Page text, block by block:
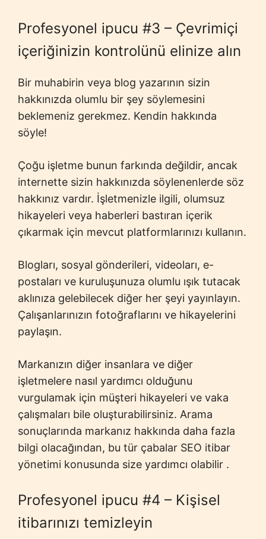
Profesyonel ipucu #3 – Çevrimiçi
içeriğinizin kontrolünü elinize alın
Bir muhabirin veya blog yazarının sizin
hakkınızda olumlu bir şey söylemesini
beklemeniz gerekmez. Kendin hakkında
söyle!
Çoğu işletme bunun farkında değildir, ancak
internette sizin hakkınızda söylenenlerde söz
hakkınız vardır. İşletmenizle ilgili, olumsuz
hikayeleri veya haberleri bastıran içerik
çıkarmak için mevcut platformlarınızı kullanın.
Blogları, sosyal gönderileri, videoları, e-
postaları ve kuruluşunuza olumlu ışık tutacak
aklınıza gelebilecek diğer her şeyi yayınlayın.
Çalışanlarınızın fotoğraflarını ve hikayelerini
paylaşın.
Markanızın diğer insanlara ve diğer
işletmelere nasıl yardımcı olduğunu
vurgulamak için müşteri hikayeleri ve vaka
çalışmaları bile oluşturabilirsiniz. Arama
sonuçlarında markanız hakkında daha fazla
bilgi olacağından, bu tür çabalar SEO itibar
yönetimi konusunda size yardımcı olabilir .
Profesyonel ipucu #4 – Kişisel
itibarınızı temizleyin